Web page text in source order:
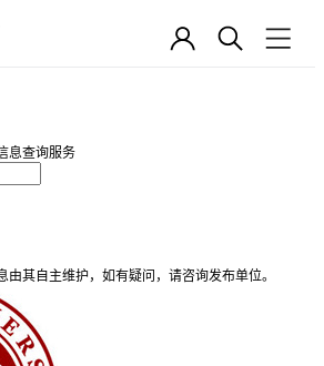
息查询服务
其自主维护，如有疑问，请咨询发布单位。